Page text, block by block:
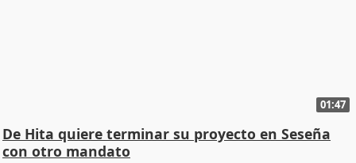
01:47
De Hita quiere terminar su proyecto en Seseña
con otro mandato